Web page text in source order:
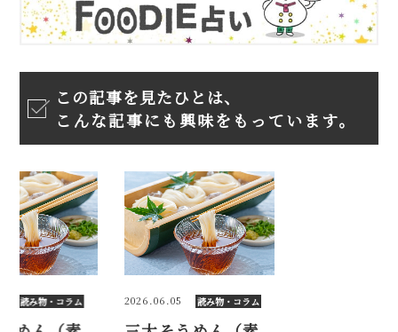
この記事を見たひとは、
こんな記事にも興味をもっています。
読み物・コラム 2026.06.05 読み物・コラム